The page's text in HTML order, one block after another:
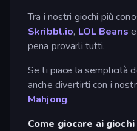
Tra i nostri giochi più
Skribbl.io, LOL Beans e
pena provarli tutti.
Se ti piace la semplicità
anche divertirti con i
Mahjong.
Come giocare ai giochi